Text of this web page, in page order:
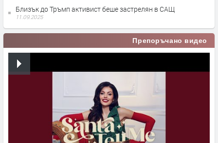
Близък до Тръмп активист беше застрелян в САЩ
11.09.2025
Препоръчано видео